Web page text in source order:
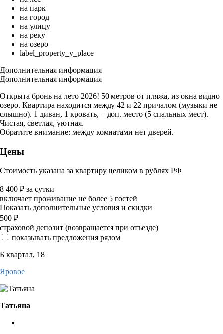
на парк
на город
на улицу
на реку
на озеро
label_property_v_place
Дополнительная информация
Дополнительная информация
Открыта бронь на лето 2026! 50 метров от пляжа, из окна видно
озеро. Квартира находится между 42 и 22 причалом (музыки не
слышно). 1 диван, 1 кровать, + доп. место (5 спальных мест).
Чистая, светлая, уютная.
Обратите внимание: между комнатами нет дверей.
Цены
Стоимость указана за квартиру целиком в рублях РФ
8 400 ₽ за сутки
включает проживание не более 5 гостей
Показать дополнительные условия и скидки
500 ₽
страховой депозит (возвращается при отъезде)
показывать предложения рядом
Б квартал, 18
Яровое
Татьяна